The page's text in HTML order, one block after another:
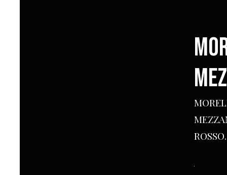
ROSSO.